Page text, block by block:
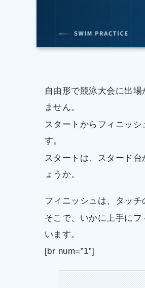
自由形で競泳大会に出
ません。
スタートからフィニッ
す。
スタートは、スタード
ょうか。
フィニッシュは、タッチ
そこで、いかに上手に
います。
[br num=”1”]